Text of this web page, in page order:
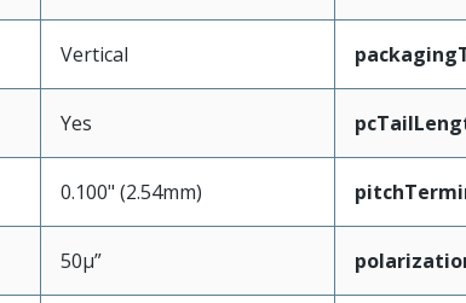
Vertical
Yes
0.100" (2.54mm)
50µ”